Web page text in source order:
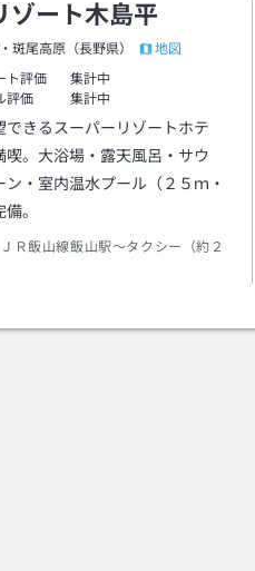
ゾート木島平
斑尾高原（長野県）
地図
ト評価
集計中
評価
集計中
できるスーパーリゾートホテ
喫。大浴場・露天風呂・サウ
ン・室内温水プール（２５ｍ・
。
ＪＲ飯山線飯山駅～タクシー（約２